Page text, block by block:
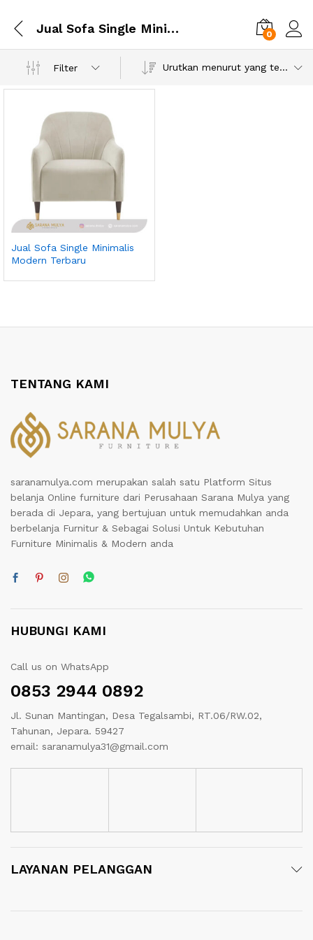
Jual Sofa Single Minimalis Modern Terbaru 0
Filter Urutkan menurut yang terbaru
Jual Sofa Single Minimalis
Modern Terbaru
TENTANG KAMI
saranamulya.com merupakan salah satu Platform Situs
belanja Online furniture dari Perusahaan Sarana Mulya yang
berada di Jepara, yang bertujuan untuk memudahkan anda
berbelanja Furnitur & Sebagai Solusi Untuk Kebutuhan
Furniture Minimalis & Modern anda
HUBUNGI KAMI
Call us on WhatsApp
0853 2944 0892
Jl. Sunan Mantingan, Desa Tegalsambi, RT.06/RW.02,
Tahunan, Jepara. 59427
email: saranamulya31@gmail.com
LAYANAN PELANGGAN